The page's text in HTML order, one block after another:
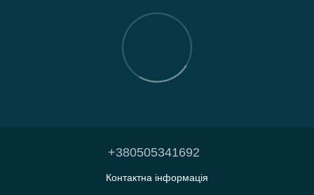
+380505341692
Контактна інформація